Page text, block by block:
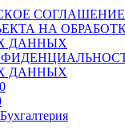
СОГЛАШЕНИЕ
НА
ДАННЫХ
ДАННЫХ
Бухгалтерия